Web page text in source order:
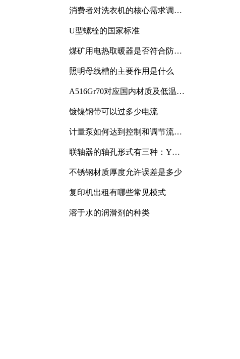
消费者对洗衣机的核心需求调研
U型螺栓的国家标准
煤矿用电热取暖器是否符合防爆
照明母线槽的主要作用是什么
A516Gr70对应国内材质及低温冲
镀镍钢带可以过多少电流
计量泵如何达到控制和调节流量
联轴器的轴孔形式有三种：Y
不锈钢材质厚度允许误差是多少
复印机出租有哪些常见模式
溶于水的润滑剂的种类